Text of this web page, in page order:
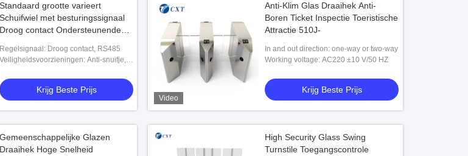
Standaard grootte varieert
Schuifwiel met besturingssignaal
Droog contact Ondersteunende
doorgang
Regelsignaal: Droog contact, RS485
Veiligheidsvoorzieningen: Anti-snuifje,
Krijg Beste Prijs
Video
Anti-Klim Glas Draaihek Anti-
Boren Ticket Inspectie Toeristische
Attractie 510J-
In and out direction: one-way or two-way
Working voltage: AC220 ±10 V/50 HZ
Krijg Beste Prijs
Gemeenschappelijke Glazen
Draaihek Hoge Snelheid
High Security Glass Swing
Turnstile Toegangscontrole